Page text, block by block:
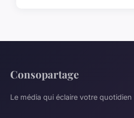
Consopartage
Le média qui éclaire votre quotidien